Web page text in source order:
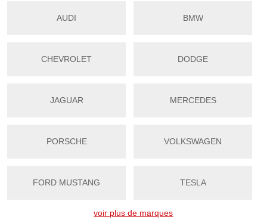
AUDI BMW
CHEVROLET DODGE
JAGUAR MERCEDES
PORSCHE VOLKSWAGEN
FORD MUSTANG TESLA
voir plus de marques